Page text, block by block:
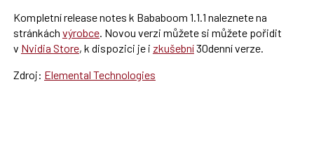
Kompletní release notes k Bababoom 1.1.1 naleznete na
stránkách výrobce. Novou verzi můžete si můžete pořidit
v Nvidia Store, k dispozici je i zkušební30denní verze.
Zdroj: Elemental Technologies